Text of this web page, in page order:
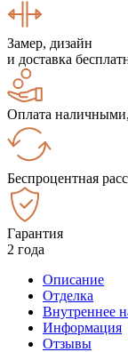
Замер, дизайн
и доставка
Оплата
Беспроцентная
Гарантия
2 года
Описание
Отделка
Внутреннее
Информация
Отзывы